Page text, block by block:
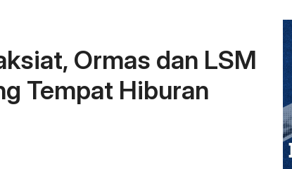
Ormas dan LSM
Tempat Hiburan